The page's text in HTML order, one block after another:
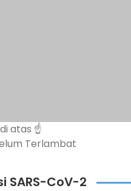
atas ☝️
Terlambat
SARS-CoV-2